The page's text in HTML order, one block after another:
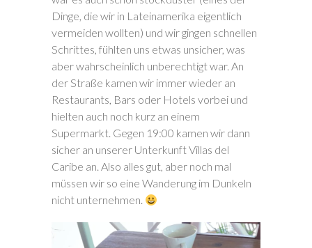
Dinge, die wir in Lateinamerika eigentlich
vermeiden wollten) und wir gingen schnellen
Schrittes, fühlten uns etwas unsicher, was
aber wahrscheinlich unberechtigt war. An
der Straße kamen wir immer wieder an
Restaurants, Bars oder Hotels vorbei und
hielten auch noch kurz an einem
Supermarkt. Gegen 19:00 kamen wir dann
sicher an unserer Unterkunft Villas del
Caribe an. Also alles gut, aber noch mal
müssen wir so eine Wanderung im Dunkeln
nicht unternehmen.